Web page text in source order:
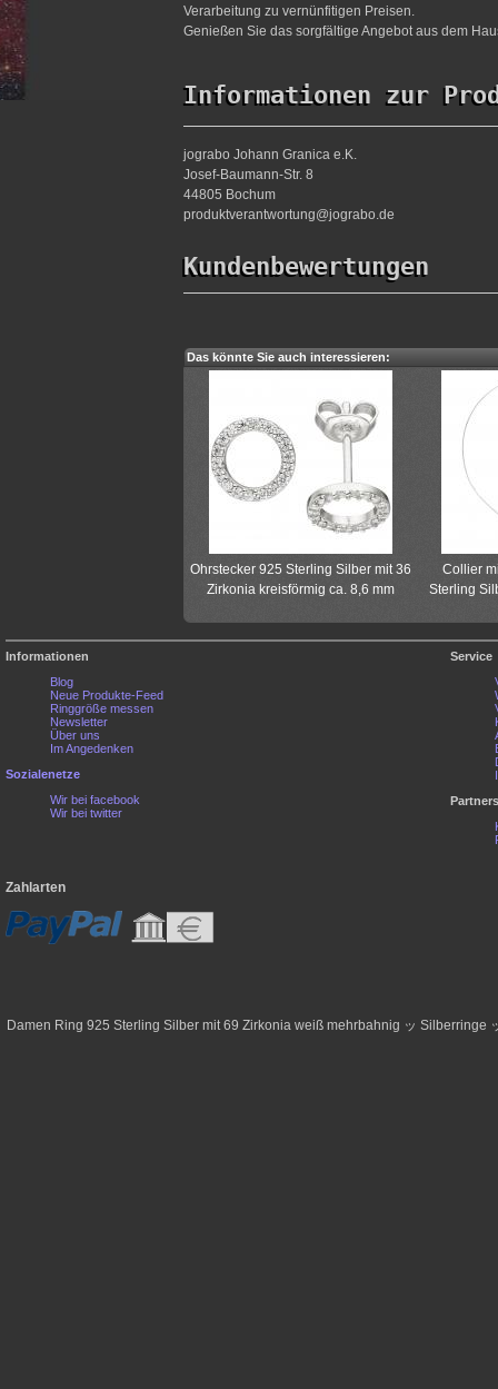
Verarbeitung zu vernünfitigen Preisen.
Genießen Sie das sorgfältige Angebot aus dem
Informationen zur
jograbo Johann Granica e.K.
Josef-Baumann-Str. 8
44805 Bochum
produktverantwortung@jograbo.de
Kundenbewertungen
Das könnte Sie auch interessieren:
Ohrstecker 925 Sterling Silber mit 36
Zirkonia kreisförmig ca. 8,6 mm
Collier
Sterling
Informationen
Blog
Neue Produkte-Feed
Ringgröße messen
Newsletter
Über uns
Im Angedenken
Sozialenetze
Wir bei facebook
Wir bei twitter
Service
Zahlarten
Damen Ring 925 Sterling Silber mit 69 Zirkonia weiß mehrbahnig ッ Silberringe